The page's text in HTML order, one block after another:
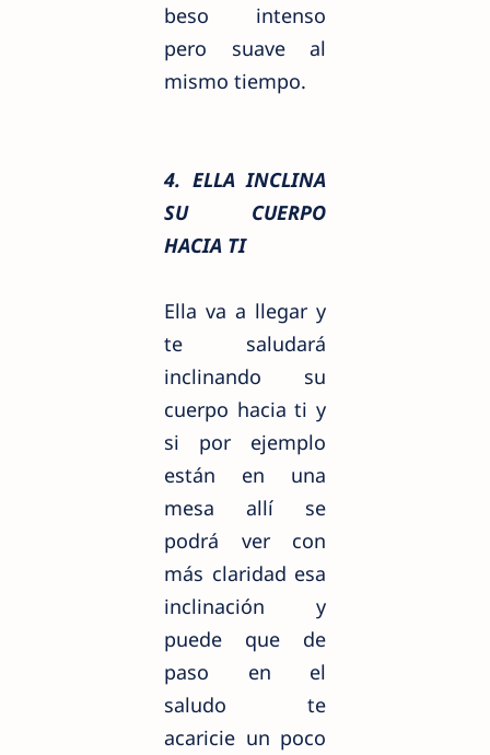
beso intenso
pero suave al
mismo tiempo.
4. ELLA INCLINA
SU CUERPO
HACIA TI
Ella va a llegar y
te saludará
inclinando su
cuerpo hacia ti y
si por ejemplo
están en una
mesa allí se
podrá ver con
más claridad esa
inclinación y
puede que de
paso en el
saludo te
acaricie un poco